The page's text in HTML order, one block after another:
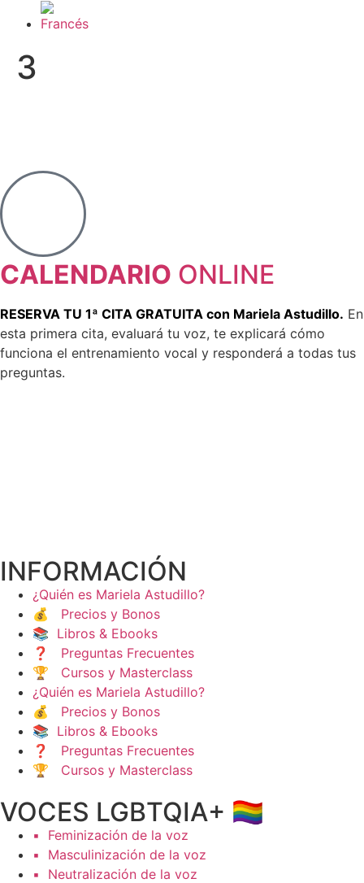
3
CALENDARIO ONLINE
RESERVA TU 1ª CITA GRATUITA con Mariela Astudillo. En
esta primera cita, evaluará tu voz, te explicará cómo
funciona el entrenamiento vocal y responderá a todas tus
preguntas.
INFORMACIÓN
¿Quién es Mariela Astudillo?
💰 Precios y Bonos
📚 Libros & Ebooks
❓ Preguntas Frecuentes
🏆 Cursos y Masterclass
¿Quién es Mariela Astudillo?
💰 Precios y Bonos
📚 Libros & Ebooks
❓ Preguntas Frecuentes
🏆 Cursos y Masterclass
VOCES LGBTQIA+ 🏳️‍🌈
▪️ Feminización de la voz
▪️ Masculinización de la voz
▪️ Neutralización de la voz